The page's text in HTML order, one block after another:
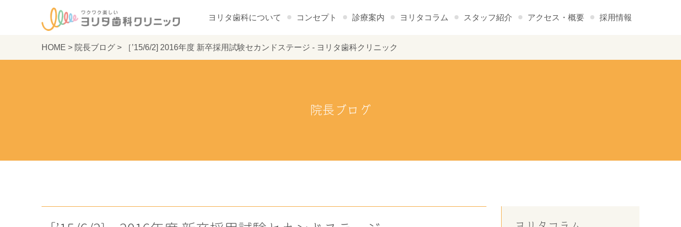
ヨリタ歯科について コンセプト 診療案内 ヨリタコラム スタッフ紹介 アクセス・概要 採用情報
HOME > 院長ブログ > ［’15/6/2] 2016年度 新卒採用試験セカンドステージ - ヨリタ歯科クリニック
院長ブログ